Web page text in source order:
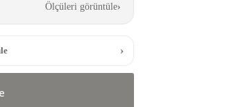
Ölçüleri görüntüle›
›